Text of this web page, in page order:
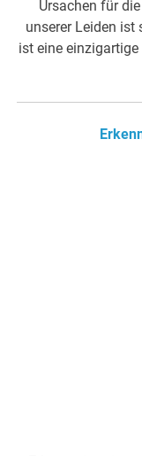
Ursachen für
unserer Leiden ist
ist eine